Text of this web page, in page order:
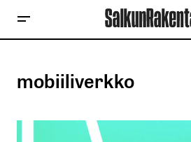
mobiiliverkko